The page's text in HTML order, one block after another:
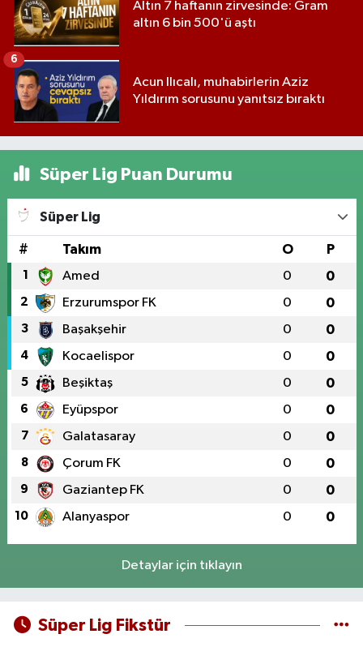
Altın 7 haftanın zirvesinde: Gram
altın 6 bin 500'ü aştı
Acun Ilıcalı, muhabirlerin Aziz
Yıldırım sorusunu yanıtsız bıraktı
6
Süper Lig Puan Durumu
Süper Lig
# Takım O P
1 Amed 0 0
2 Erzurumspor FK 0 0
3 Başakşehir 0 0
4 Kocaelispor 0 0
5 Beşiktaş 0 0
6 Eyüpspor 0 0
7 Galatasaray 0 0
8 Çorum FK 0 0
9 Gaziantep FK 0 0
10 Alanyaspor 0 0
Detaylar için tıklayın
Süper Lig Fikstür